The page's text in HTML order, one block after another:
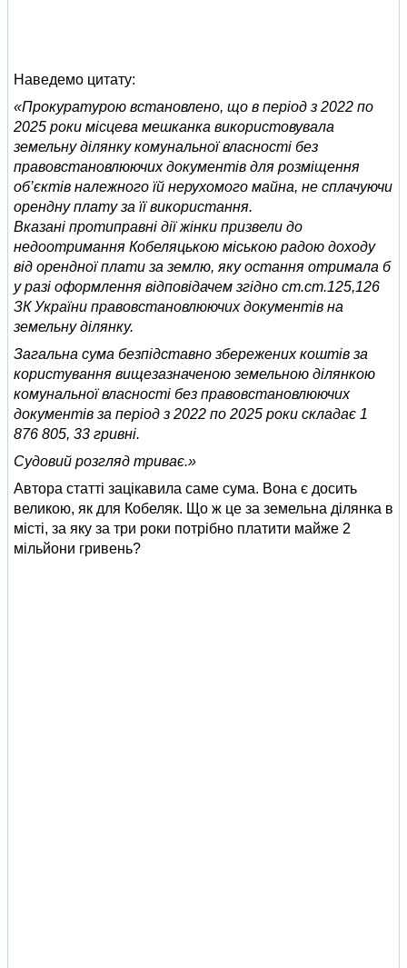
Наведемо цитату:
«Прокуратурою встановлено, що в період з 2022 по
2025 роки місцева мешканка використовувала
земельну ділянку комунальної власності без
правовстановлюючих документів для розміщення
об’єктів належного їй нерухомого майна, не сплачуючи
орендну плату за її використання.
Вказані протиправні дії жінки призвели до
недоотримання Кобеляцькою міською радою доходу
від орендної плати за землю, яку остання отримала б
у разі оформлення відповідачем згідно ст.ст.125,126
ЗК України правовстановлюючих документів на
земельну ділянку.
Загальна сума безпідставно збережених коштів за
користування вищезазначеною земельною ділянкою
комунальної власності без правовстановлюючих
документів за період з 2022 по 2025 роки складає 1
876 805, 33 гривні.
Судовий розгляд триває.»
Автора статті зацікавила саме сума. Вона є досить
великою, як для Кобеляк. Що ж це за земельна ділянка в
місті, за яку за три роки потрібно платити майже 2
мільйони гривень?